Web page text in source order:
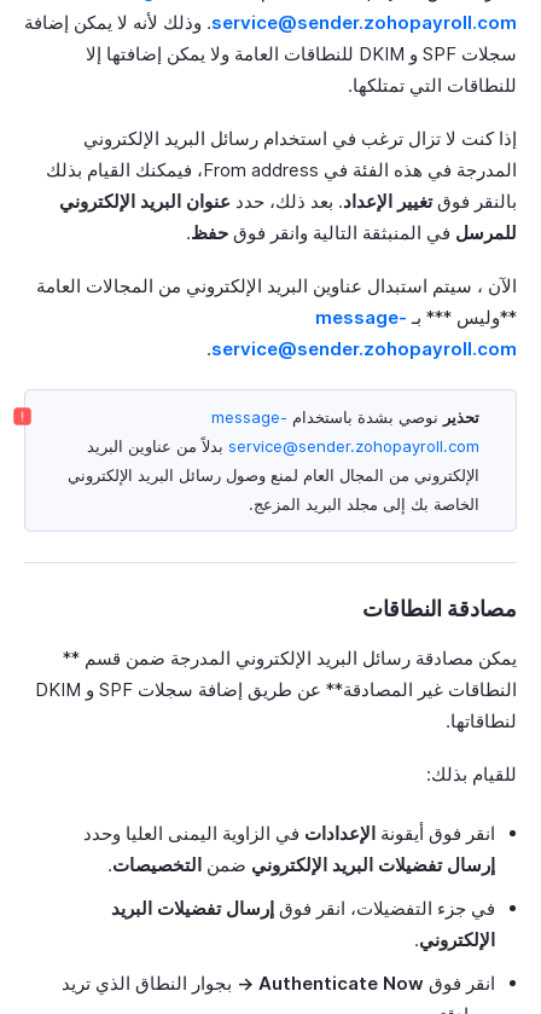
service@sender.zohopayroll.com. وذلك لأنه لا يمكن إضافة
سجلات SPF و DKIM للنطاقات العامة ولا يمكن إضافتها إلا
للنطاقات التي تمتلكها.
إذا كنت لا تزال ترغب في استخدام رسائل البريد الإلكتروني
المدرجة في هذه الفئة في From address، فيمكنك القيام بذلك
بالنقر فوقتغيير الإعداد. بعد ذلك، حدد عنوان البريد الإلكتروني
للمرسل في المنبثقة التالية وانقر فوق حفظ.
الآن ، سيتم استبدال عناوين البريد الإلكتروني من المجالات العامة
**وليس *** بـ message-
service@sender.zohopayroll.com
.
تحذير نوصي بشدة باستخدام message-
service@sender.zohopayroll.com بدلاً من عناوين البريد
الإلكتروني من المجال العام لمنع وصول رسائل البريد الإلكتروني
الخاصة بك إلى مجلد البريد المزعج.
مصادقة النطاقات
يمكن مصادقة رسائل البريد الإلكتروني المدرجة ضمن قسم **
النطاقات غير المصادقة** عن طريق إضافة سجلات SPF و DKIM
لنطاقاتها.
للقيام بذلك:
انقر فوق أيقونة الإعدادات في الزاوية اليمنى العليا وحدد
إرسال تفضيلات البريد الإلكتروني ضمن التخصيصات.
في جزء التفضيلات، انقر فوق إرسال تفضيلات البريد
الإلكتروني.
انقر فوق Authenticate Now →
بجوار النطاق الذي تريد